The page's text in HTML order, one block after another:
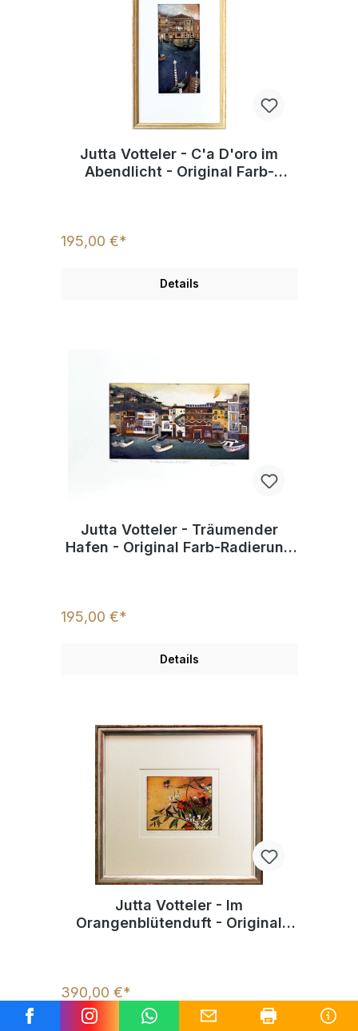
Jutta Votteler - C'a D'oro im
Abendlicht - Original Farb-
195,00 €*
Details
Jutta Votteler - Träumender
Hafen - Original Farb-Radierung
195,00 €*
Details
Jutta Votteler - Im
Orangenblütenduft - Original
390,00 €*